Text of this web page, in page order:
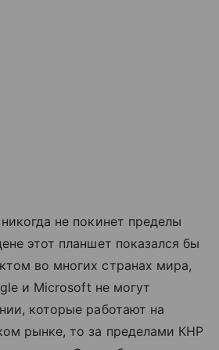
не покинет пределы
этот планшет показался бы
во многих странах мира,
и Microsoft не могут
которые работают на
рынке, то за пределами КНР